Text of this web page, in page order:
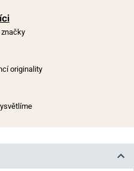
originality